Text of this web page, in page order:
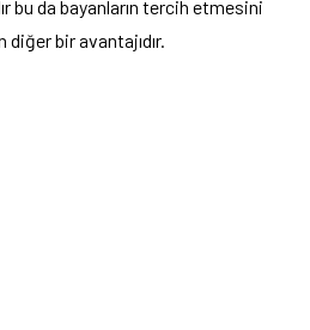
bu da bayanların tercih etmesini
diğer bir avantajıdır.